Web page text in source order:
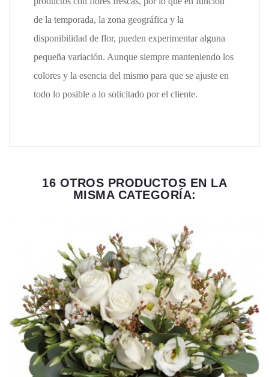
de la temporada, la zona geográfica y la
disponibilidad de flor, pueden experimentar alguna
pequeña variación. Aunque siempre manteniendo los
colores y la esencia del mismo para que se ajuste en
todo lo posible a lo solicitado por el cliente.
16 OTROS PRODUCTOS EN LA
MISMA CATEGORÍA: